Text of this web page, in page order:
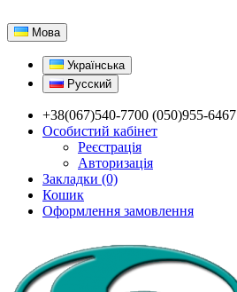
Мова
Українська
Русский
+38(067)540-7700 (050)955-6467
Особистий кабінет
Реєстрація
Авторизація
Закладки (0)
Кошик
Оформлення замовлення